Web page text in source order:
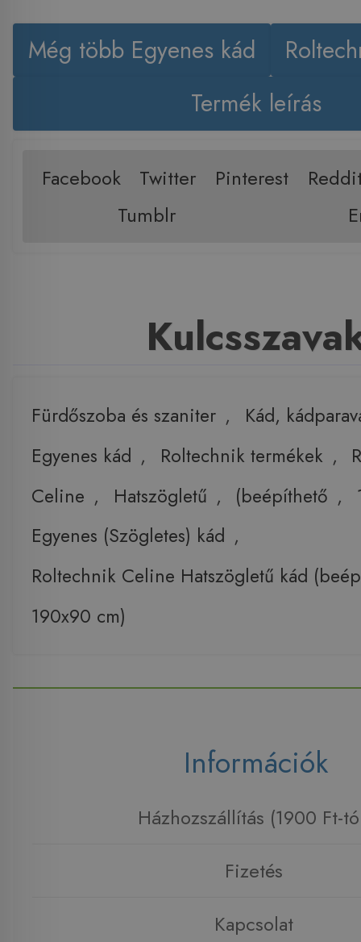
Még több Egyenes kád
Termék leírás
Facebook Twitter Pinterest
Tumblr
Fürdőszoba és szaniter ,
Kád,
Egyenes kád , Roltechnik termékek ,
Celine , Hatszögletű , (beépíthető ,
Egyenes (Szögletes) kád ,
Roltechnik Celine Hatszögletű kád
190x90 cm)
Információk
Házhozszállítás (1900 Ft-
Fizetés
Kapcsolat